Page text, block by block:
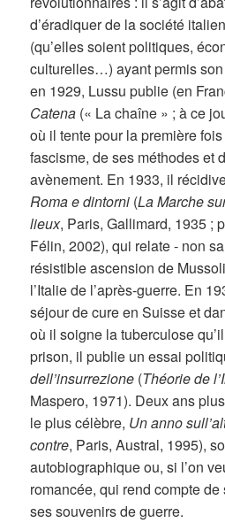
d’éradiquer de la société
(qu’elles soient politiques,
culturelles…) ayant permis
en 1929, Lussu publie (en
Catena (« La chaîne » ; à ce
où il tente pour la première
fascisme, de ses méthodes et
avènement. En 1933, il
Roma e dintorni (La Marche
lieux, Paris, Gallimard, 1935 ;
Félin, 2002), qui relate -­ non
résistible ascension de
l’Italie de l’après-guerre. En
séjour de cure en Suisse et
où il soigne la tuberculose
prison, il publie un essai
dell’insurrezione (Théorie de
Maspero, 1971). Deux ans
le plus célèbre, Un anno
contre, Paris, Austral, 1995),
autobiographique ou, si l’on
romancée, qui rend compte
ses souvenirs de guerre.